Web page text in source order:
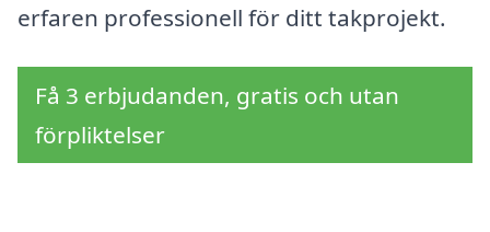
erfaren professionell för ditt takprojekt.
Få 3 erbjudanden, gratis och utan
förpliktelser